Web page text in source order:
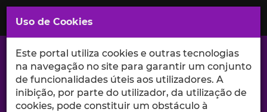
Saltar
para
Conteúdo
Principal
A excelência da investigação e ciência no Iscte
Uso de Cookies
Este portal utiliza cookies e outras tecnologias
na navegação no site para garantir um conjunto
de funcionalidades úteis aos utilizadores. A
inibição, por parte do utilizador, da utilização de
cookies, pode constituir um obstáculo à